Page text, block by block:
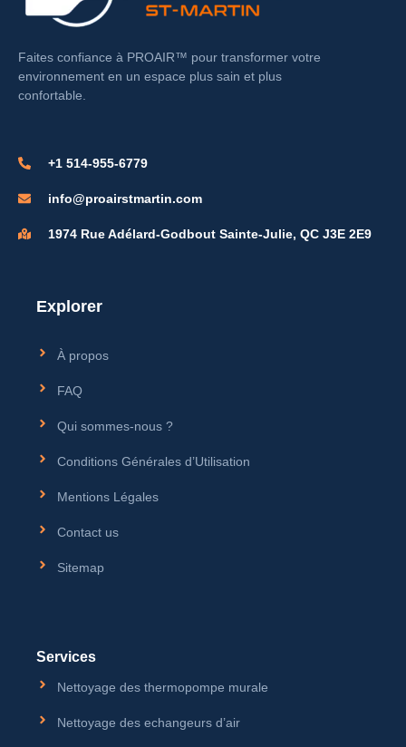
Faites confiance à PROAIR™ pour transformer votre
environnement en un espace plus sain et plus
confortable.
+1 514-955-6779
info@proairstmartin.com
1974 Rue Adélard-Godbout Sainte-Julie, QC J3E 2E9
Explorer
À propos
FAQ
Qui sommes-nous ?
Conditions Générales d’Utilisation
Mentions Légales
Contact us
Sitemap
Services
Nettoyage des thermopompe murale
Nettoyage des echangeurs d’air